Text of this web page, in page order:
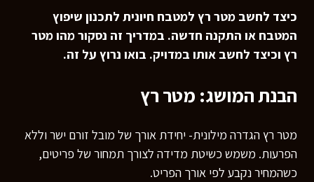
כיצד לחשב מטר רץ למטבח חיונית לתכנון שיפוץ
המטבח או התקנה חדשה. במדריך זה נסקור מהו מטר
רץ וכיצד לחשב אותו במדויק. בואו נרוץ על זה.
הבנת המושג: מטר רץ
מטר רץ הגדרה מילונית- יחידת אורך של מובל זורם ישר וללא
הפרעות. משמש כשיטת מדידה לצורך תמחור של פריטים,
כשהמחיר נקבע לפי אורך הפריט.